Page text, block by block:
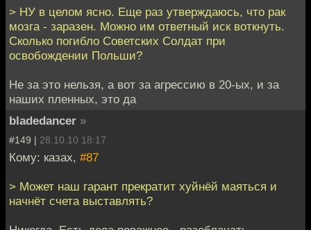
> НУ в целом ясно. Еще раз утверждаюсь, что рак
мозга - заразен. Можно им ответный иск воткнуть.
Сколько погибло Советских Солдат при
освобождении Польши?
Не за это нельзя, а вот за агрессию в 20-ых, и за
наших пленных, это да
bladedancer »
#149 | 28.10.10 18:17
Кому: казах, #87
> Может наш гарант прекратит хуйнёй маяться и
начнёт счета выставлять?